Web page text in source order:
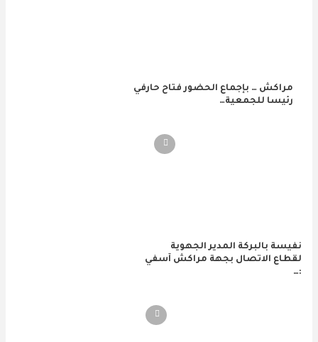
مراكش … بإجماع الحضور فتاح حارفي
رئيسا للجمعية…
نفيسة بالبركة المدير الجهوية
لقطاع الاتصال بجهة مراكش آسفي
:…